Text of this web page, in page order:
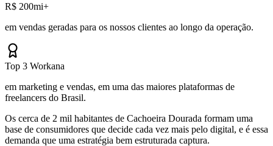
R$ 200mi+
em vendas geradas para os nossos clientes ao longo da operação.
Top 3 Workana
em marketing e vendas, em uma das maiores plataformas de
freelancers do Brasil.
Os cerca de 2 mil habitantes de Cachoeira Dourada formam uma
base de consumidores que decide cada vez mais pelo digital, e é essa
demanda que uma estratégia bem estruturada captura.